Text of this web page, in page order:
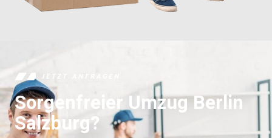
JETZT ANFRAGEN
Sorgenfreier Umzug Berlin
Salzburg?